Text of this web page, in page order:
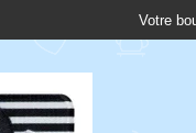
Votre